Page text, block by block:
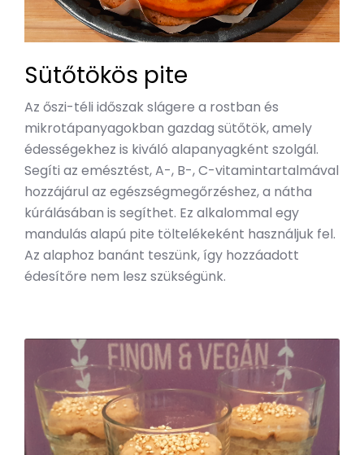
Sütőtökös pite
Az őszi-téli időszak slágere a rostban és
mikrotápanyagokban gazdag sütőtök, amely
édességekhez is kiváló alapanyagként szolgál.
Segíti az emésztést, A-, B-, C-vitamintartalmával
hozzájárul az egészségmegőrzéshez, a nátha
kúrálásában is segíthet. Ez alkalommal egy
mandulás alapú pite töltelékeként használjuk fel.
Az alaphoz banánt teszünk, így hozzáadott
édesítőre nem lesz szükségünk.